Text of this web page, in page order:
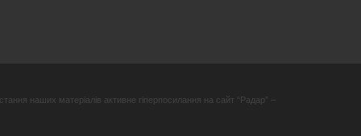
наших матеріалів активне гіперпосилання на сайт “Радар” –